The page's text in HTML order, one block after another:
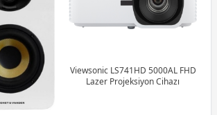
Viewsonic LS741HD 5000AL FHD
Lazer Projeksiyon Cihazı